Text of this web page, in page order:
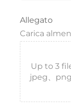
Allegato
Carica
Up to 3
jpeg、